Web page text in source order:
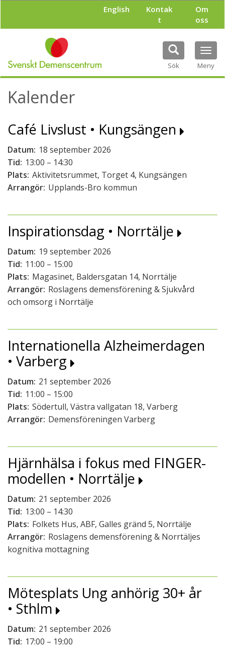
l
English
Kontak
t
Om
oss
Sök Meny
Kalender
Café Livslust • Kungsängen
Datum: 18 september 2026
Tid: 13:00 – 14:30
Plats: Aktivitetsrummet, Torget 4, Kungsängen
Arrangör: Upplands-Bro kommun
Inspirationsdag • Norrtälje
Datum: 19 september 2026
Tid: 11:00 – 15:00
Plats: Magasinet, Baldersgatan 14, Norrtälje
Arrangör: Roslagens demensförening & Sjukvård
och omsorg i Norrtälje
Internationella Alzheimerdagen
• Varberg
Datum: 21 september 2026
Tid: 11:00 – 15:00
Plats: Södertull, Västra vallgatan 18, Varberg
Arrangör: Demensföreningen Varberg
Hjärnhälsa i fokus med FINGER-
modellen • Norrtälje
Datum: 21 september 2026
Tid: 13:00 – 14:30
Plats: Folkets Hus, ABF, Galles gränd 5, Norrtälje
Arrangör: Roslagens demensförening & Norrtäljes
kognitiva mottagning
Mötesplats Ung anhörig 30+ år
• Sthlm
Datum: 21 september 2026
Tid: 17:00 – 19:00